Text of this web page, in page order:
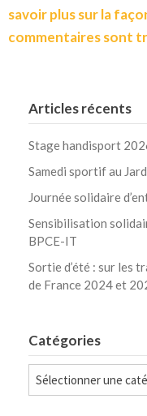
savoir plus sur la
commentaires sont
Articles récents
Stage handisport
Samedi sportif au
Journée solidaire
Sensibilisation
BPCE-IT
Sortie d’été : sur les
de France 2024 et
Catégories
Catégories